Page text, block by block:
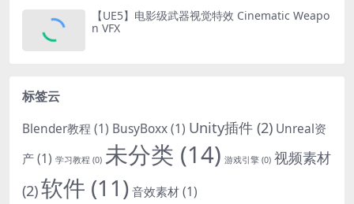
【UE5】电影级武器视觉特效 Cinematic Weapo
n VFX
标签云
Blender教程 (1) BusyBoxx(1) Unity插件 (2) Unreal资
产(1) 学习教程 (0) 未分类 (14) 游戏引擎 (0) 视频素材
(2)软件 (11)音效素材(1)